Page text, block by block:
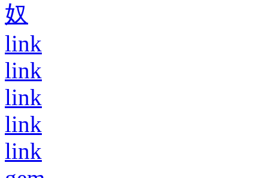
奴
link
link
link
link
link